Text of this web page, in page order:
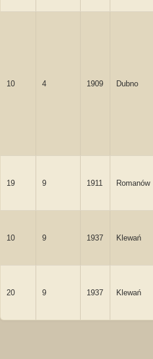
10 4 1909 Dubno
19 9 1911 Romanów
10 9 1937 Klewań
20 9 1937 Klewań